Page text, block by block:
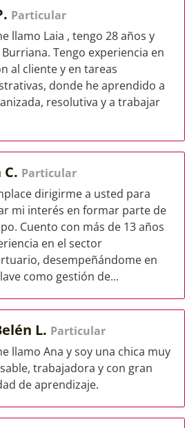
Particular
llamo Laia , tengo 28 años y
Tengo experiencia en
al cliente y en tareas
donde he aprendido a
resolutiva y a trabajar
Particular
dirigirme a usted para
mi interés en formar parte de
Cuento con más de 13 años
en el sector
desempeñándome en
como gestión de...
L. Particular
llamo Ana y soy una chica muy
trabajadora y con gran
de aprendizaje.